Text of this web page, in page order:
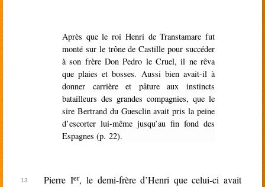
Après que le roi Henri de Transtamare fut
monté sur le trône de Castille pour succéder
à son frère Don Pedro le Cruel, il ne rêva
que plaies et bosses. Aussi bien avait-il à
donner carrière et pâture aux instincts
batailleurs des grandes compagnies, que le
sire Bertrand du Guesclin avait pris la peine
d’escorter lui-même jusqu’au fin fond des
Espagnes (p. 22).
Pierre Ier, le demi-frère d’Henri que celui-ci avait